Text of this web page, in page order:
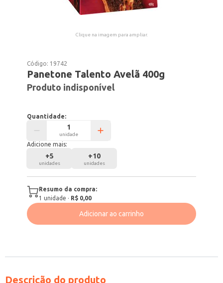
Clique na imagem para ampliar.
Código: 19742
Panetone Talento Avelã 400g
Produto indisponível
Quantidade:
unidade
Adicione mais:
+5
unidades
+10
unidades
Resumo da compra:
1 unidade · R$ 0,00
Adicionar ao carrinho
Descrição do produto